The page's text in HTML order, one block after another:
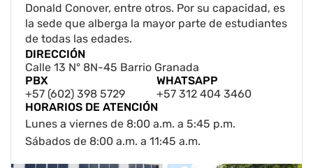
Donald Conover, entre otros. Por su capacidad, es
la sede que alberga la mayor parte de estudiantes
de todas las edades.
DIRECCIÓN
Calle 13 N° 8N-45 Barrio Granada
PBX
+57 (602) 398 5729
WHATSAPP
+57 312 404 3460
HORARIOS DE ATENCIÓN
Lunes a viernes de 8:00 a.m. a 5:45 p.m.
Sábados de 8:00 a.m. a 11:45 a.m.